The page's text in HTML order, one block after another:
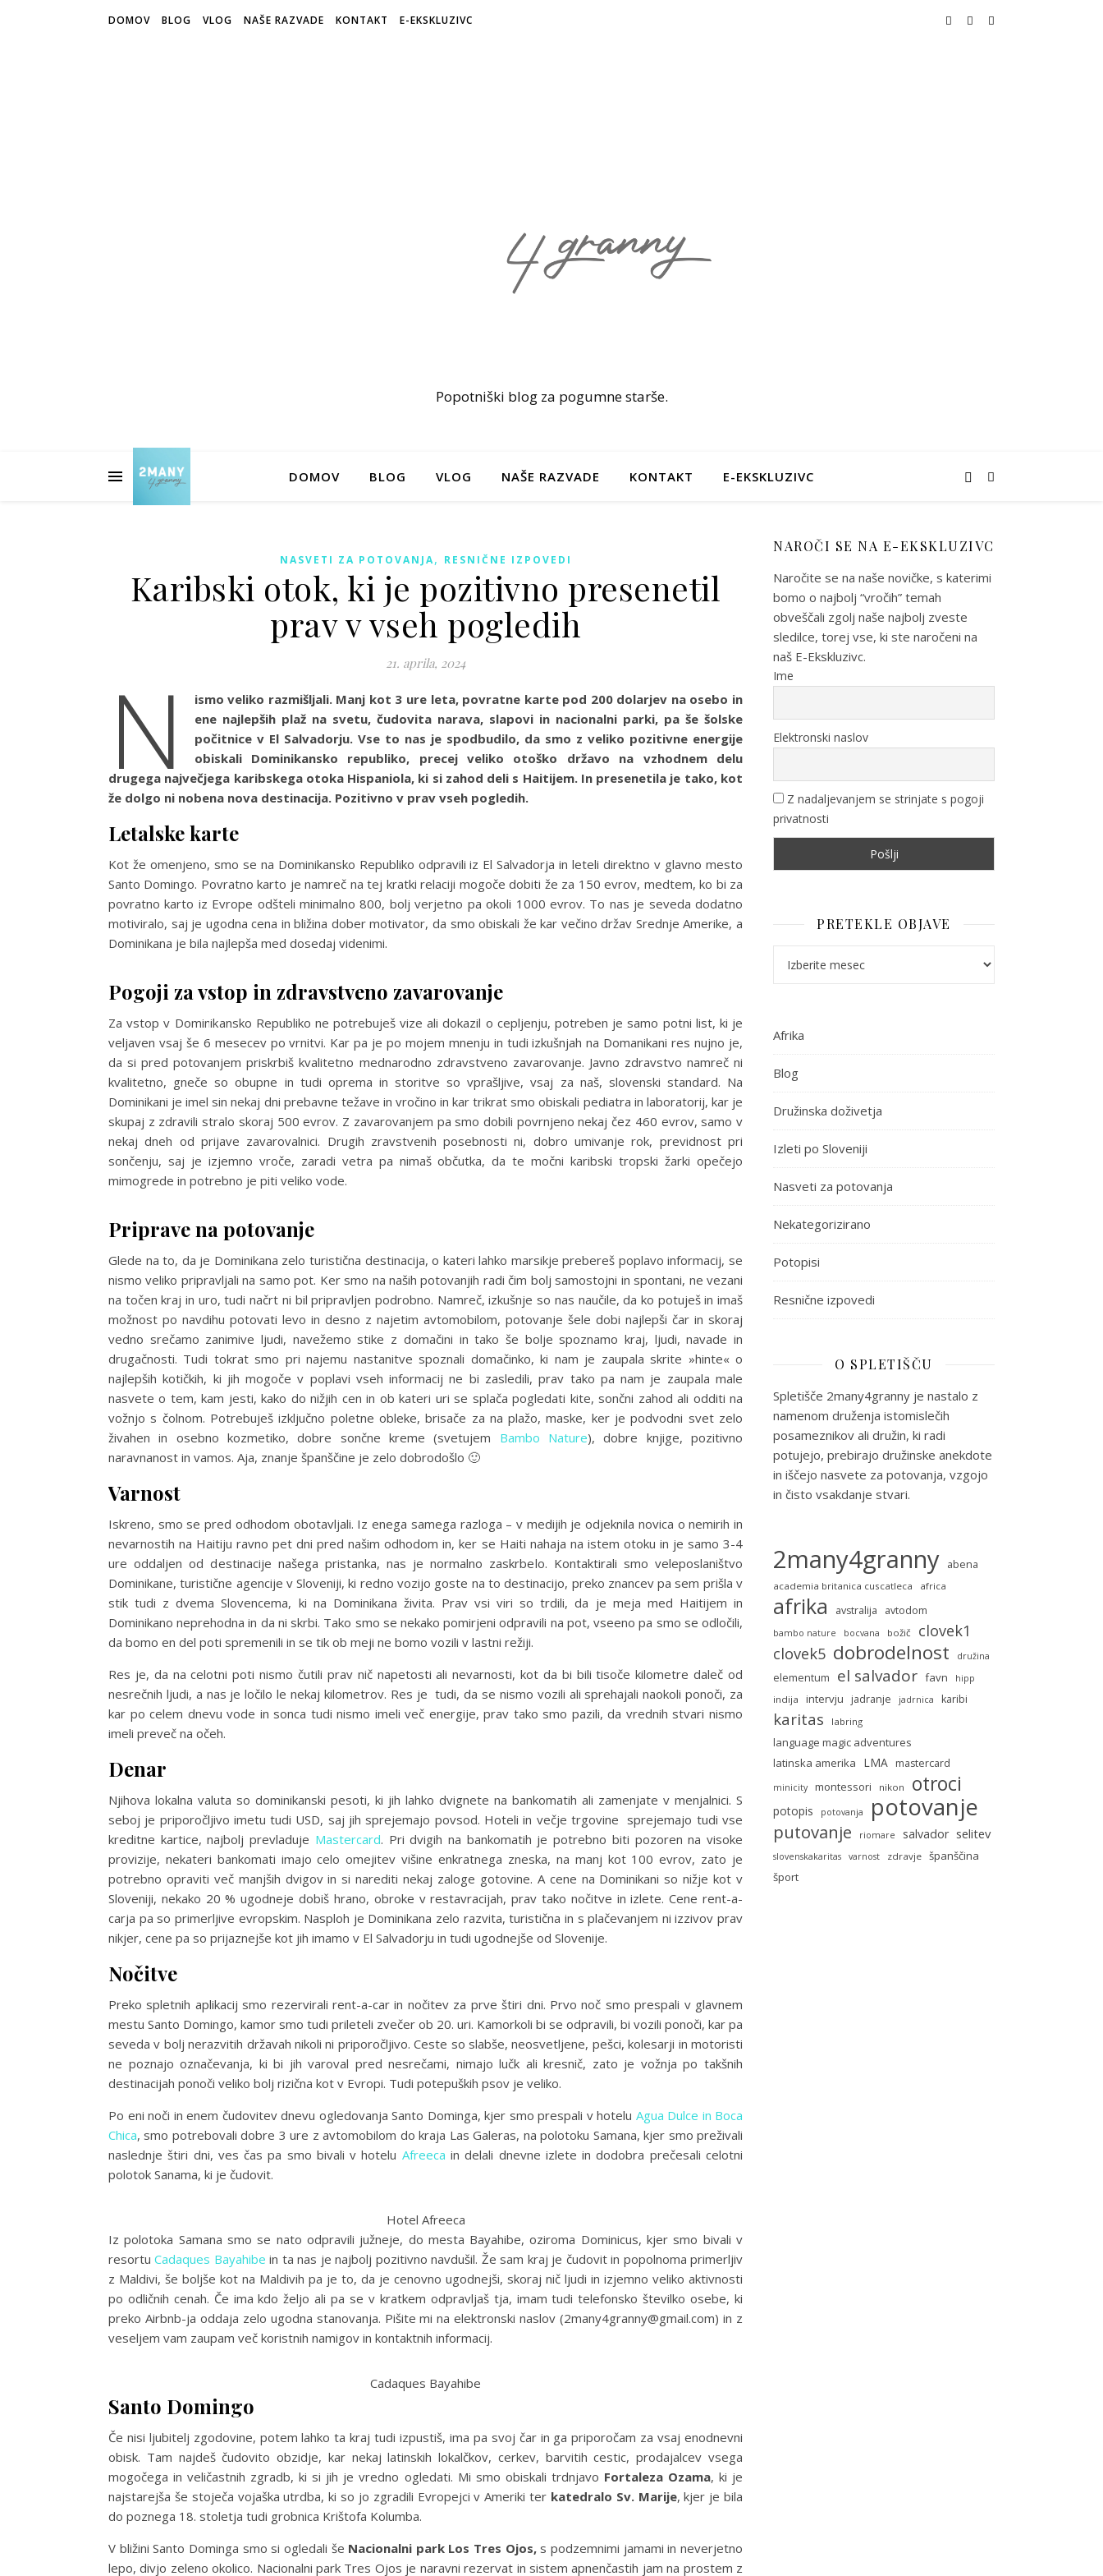
DOMOV BLOG VLOG NAŠE RAZVADE KONTAKT E-EKSKLUZIVC
Popotniški blog za pogumne starše.
DOMOV BLOG VLOG NAŠE RAZVADE KONTAKT E-EKSKLUZIVC
NASVETI ZA POTOVANJA, RESNIČNE IZPOVEDI
Karibski otok, ki je pozitivno presenetil
prav v vseh pogledih
21. aprila, 2024
N
ismo veliko razmišljali. Manj kot 3 ure leta, povratne karte pod 200 dolarjev na osebo in
ene najlepših plaž na svetu, čudovita narava, slapovi in nacionalni parki, pa še šolske
počitnice v El Salvadorju. Vse to nas je spodbudilo, da smo z veliko pozitivne energije
obiskali Dominikansko republiko, precej veliko otoško državo na vzhodnem delu
drugega največjega karibskega otoka Hispaniola, ki si zahod deli s Haitijem. In presenetila je tako, kot
že dolgo ni nobena nova destinacija. Pozitivno v prav vseh pogledih.
Letalske karte
Kot že omenjeno, smo se na Dominikansko Republiko odpravili iz El Salvadorja in leteli direktno v glavno mesto
Santo Domingo. Povratno karto je namreč na tej kratki relaciji mogoče dobiti že za 150 evrov, medtem, ko bi za
povratno karto iz Evrope odšteli minimalno 800, bolj verjetno pa okoli 1000 evrov. To nas je seveda dodatno
motiviralo, saj je ugodna cena in bližina dober motivator, da smo obiskali že kar večino držav Srednje Amerike, a
Dominikana je bila najlepša med dosedaj videnimi.
Pogoji za vstop in zdravstveno zavarovanje
Za vstop v Dominikansko Republiko ne potrebuješ vize ali dokazil o cepljenju, potreben je samo potni list, ki je
veljaven vsaj še 6 mesecev po vrnitvi. Kar pa je po mojem mnenju in tudi izkušnjah na Domanikani res nujno je,
da si pred potovanjem priskrbiš kvalitetno mednarodno zdravstveno zavarovanje. Javno zdravstvo namreč ni
kvalitetno, gneče so obupne in tudi oprema in storitve so vprašljive, vsaj za naš, slovenski standard. Na
Dominikani je imel sin nekaj dni prebavne težave in vročino in kar trikrat smo obiskali pediatra in laboratorij, kar je
skupaj z zdravili stralo skoraj 500 evrov. Z zavarovanjem pa smo dobili povrnjeno nekaj čez 460 evrov, samo v
nekaj dneh od prijave zavarovalnici. Drugih zravstvenih posebnosti ni, dobro umivanje rok, previdnost pri
sončenju, saj je izjemno vroče, zaradi vetra pa nimaš občutka, da te močni karibski tropski žarki opečejo
mimogrede in potrebno je piti veliko vode.
Priprave na potovanje
Glede na to, da je Dominikana zelo turistična destinacija, o kateri lahko marsikje prebereš poplavo informacij, se
nismo veliko pripravljali na samo pot. Ker smo na naših potovanjih radi čim bolj samostojni in spontani, ne vezani
na točen kraj in uro, tudi načrt ni bil pripravljen podrobno. Namreč, izkušnje so nas naučile, da ko potuješ in imaš
možnost po navdihu potovati levo in desno z najetim avtomobilom, potovanje šele dobi najlepši čar in skoraj
vedno srečamo zanimive ljudi, navežemo stike z domačini in tako še bolje spoznamo kraj, ljudi, navade in
drugačnosti. Tudi tokrat smo pri najemu nastanitve spoznali domačinko, ki nam je zaupala skrite »hinte« o
najlepših kotičkih, ki jih mogoče v poplavi vseh informacij ne bi zasledili, prav tako pa nam je zaupala male
nasvete o tem, kam jesti, kako do nižjih cen in ob kateri uri se splača pogledati kite, sončni zahod ali odditi na
vožnjo s čolnom. Potrebuješ izključno poletne obleke, brisače za na plažo, maske, ker je podvodni svet zelo
živahen in osebno kozmetiko, dobre sončne kreme (svetujem Bambo Nature), dobre knjige, pozitivno
naravnanost in vamos. Aja, znanje španščine je zelo dobrodošlo 🙂
Varnost
Iskreno, smo se pred odhodom obotavljali. Iz enega samega razloga – v medijih je odjeknila novica o nemirih in
nevarnostih na Haitiju ravno pet dni pred našim odhodom in, ker se Haiti nahaja na istem otoku in je samo 3-4
ure oddaljen od destinacije našega pristanka, nas je normalno zaskrbelo. Kontaktirali smo veleposlaništvo
Dominikane, turistične agencije v Sloveniji, ki redno vozijo goste na to destinacijo, preko znancev pa sem prišla v
stik tudi z dvema Slovencema, ki na Dominikana živita. Prav vsi viri so trdili, da je meja med Haitijem in
Dominikano neprehodna in da ni skrbi. Tako smo se nekako pomirjeni odpravili na pot, vseeno pa smo se odločili,
da bomo en del poti spremenili in se tik ob meji ne bomo vozili v lastni režiji.
Res je, da na celotni poti nismo čutili prav nič napetosti ali nevarnosti, kot da bi bili tisoče kilometre daleč od
nesrečnih ljudi, a nas je ločilo le nekaj kilometrov. Res je tudi, da se nismo vozili ali sprehajali naokoli ponoči, za
kar po celem dnevu vode in sonca tudi nismo imeli več energije, prav tako smo pazili, da vrednih stvari nismo
imeli preveč na očeh.
Denar
Njihova lokalna valuta so dominikanski pesoti, ki jih lahko dvignete na bankomatih ali zamenjate v menjalnici. S
seboj je priporočljivo imetu tudi USD, saj jih sprejemajo povsod. Hoteli in večje trgovine sprejemajo tudi vse
kreditne kartice, najbolj prevladuje Mastercard. Pri dvigih na bankomatih je potrebno biti pozoren na visoke
provizije, nekateri bankomati imajo celo omejitev višine enkratnega zneska, na manj kot 100 evrov, zato je
potrebno opraviti več manjših dvigov in si narediti nekaj zaloge gotovine. A cene na Dominikani so nižje kot v
Sloveniji, nekako 20 % ugodneje dobiš hrano, obroke v restavracijah, prav tako nočitve in izlete. Cene rent-a-
carja pa so primerljive evropskim. Nasploh je Dominikana zelo razvita, turistična in s plačevanjem ni izzivov prav
nikjer, cene pa so prijaznejše kot jih imamo v El Salvadorju in tudi ugodnejše od Slovenije.
Nočitve
Preko spletnih aplikacij smo rezervirali rent-a-car in nočitev za prve štiri dni. Prvo noč smo prespali v glavnem
mestu Santo Domingo, kamor smo tudi prileteli zvečer ob 20. uri. Kamorkoli bi se odpravili, bi vozili ponoči, kar pa
seveda v bolj nerazvitih državah nikoli ni priporočljivo. Ceste so slabše, neosvetljene, pešci, kolesarji in motoristi
ne poznajo označevanja, ki bi jih varoval pred nesrečami, nimajo lučk ali kresnič, zato je vožnja po takšnih
destinacijah ponoči veliko bolj rizična kot v Evropi. Tudi potepuških psov je veliko.
Po eni noči in enem čudovitev dnevu ogledovanja Santo Dominga, kjer smo prespali v hotelu Agua Dulce in Boca
Chica, smo potrebovali dobre 3 ure z avtomobilom do kraja Las Galeras, na polotoku Samana, kjer smo preživali
naslednje štiri dni, ves čas pa smo bivali v hotelu Afreeca in delali dnevne izlete in dodobra prečesali celotni
polotok Sanama, ki je čudovit.
Hotel Afreeca
Iz polotoka Samana smo se nato odpravili južneje, do mesta Bayahibe, oziroma Dominicus, kjer smo bivali v
resortuCadaques Bayahibein ta nas je najbolj pozitivno navdušil. Že sam kraj je čudovit in popolnoma primerljiv
z Maldivi, še boljše kot na Maldivih pa je to, da je cenovno ugodnejši, skoraj nič ljudi in izjemno veliko aktivnosti
po odličnih cenah. Če ima kdo željo ali pa se v kratkem odpravljaš tja, imam tudi telefonsko številko osebe, ki
preko Airbnb-ja oddaja zelo ugodna stanovanja. Pišite mi na elektronski naslov (2many4granny@gmail.com) in z
veseljem vam zaupam več koristnih namigov in kontaktnih informacij.
Cadaques Bayahibe
Santo Domingo
Če nisi ljubitelj zgodovine, potem lahko ta kraj tudi izpustiš, ima pa svoj čar in ga priporočam za vsaj enodnevni
obisk. Tam najdeš čudovito obzidje, kar nekaj latinskih lokalčkov, cerkev, barvitih cestic, prodajalcev vsega
mogočega in veličastnih zgradb, ki si jih je vredno ogledati. Mi smo obiskali trdnjavo Fortaleza Ozama, ki je
najstarejša še stoječa vojaška utrdba, ki so jo zgradili Evropejci v Ameriki ter katedralo Sv. Marije, kjer je bila
do poznega 18. stoletja tudi grobnica Krištofa Kolumba.
V bližini Santo Dominga smo si ogledali še Nacionalni park Los Tres Ojos, s podzemnimi jamami in neverjetno
lepo, divjo zeleno okolico. Nacionalni park Tres Ojos je naravni rezervat in sistem apnenčastih jam na prostem z
NAROČI SE NA E-EKSKLUZIVC
Naročite se na naše novičke, s katerimi
bomo o najbolj “vročih” temah
obveščali zgolj naše najbolj zveste
sledilce, torej vse, ki ste naročeni na
naš E-Ekskluzivc.
Ime
Elektronski naslov
Z nadaljevanjem se strinjate s pogoji
privatnosti
PRETEKLE OBJAVE
Afrika
Blog
Družinska doživetja
Izleti po Sloveniji
Nasveti za potovanja
Nekategorizirano
Potopisi
Resnične izpovedi
O SPLETIŠČU
Spletišče 2many4granny je nastalo z
namenom druženja istomislečih
posameznikov ali družin, ki radi
potujejo, prebirajo družinske anekdote
in iščejo nasvete za potovanja, vzgojo
in čisto vsakdanje stvari.
2many4granny abena
academia britanica cuscatleca africa
afrika avstralija avtodom
bambo nature bocvana božič clovek1
clovek5 dobrodelnost družina
elementum el salvador favn hipp
indija intervju jadranje jadrnica karibi
karitas labring
language magic adventures
latinska amerika
LMA mastercard
minicity montessori nikon otroci
potopis potovanja potovanje
putovanje riomare salvador selitev
slovenskakaritas varnost zdravje španščina
šport